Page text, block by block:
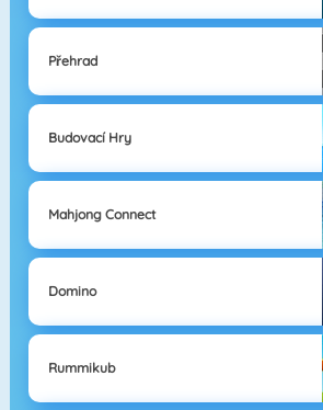
Přehrad
Budovací Hry
Mahjong Connect
Domino
Rummikub